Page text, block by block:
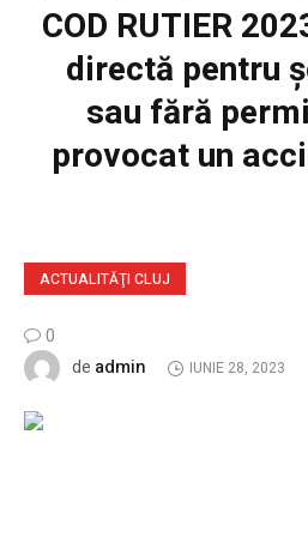
COD RUTIER
directă pentru
sau fără
provocat un
ACTUALITĂŢI CLUJ
0
de admin IUNIE 28, 2023